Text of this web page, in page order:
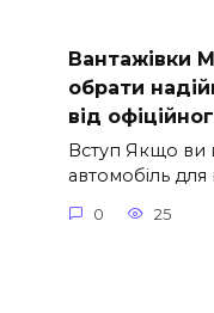
Вантажівки
обрати
від
Вступ Якщо ви
автомобіль
0 25